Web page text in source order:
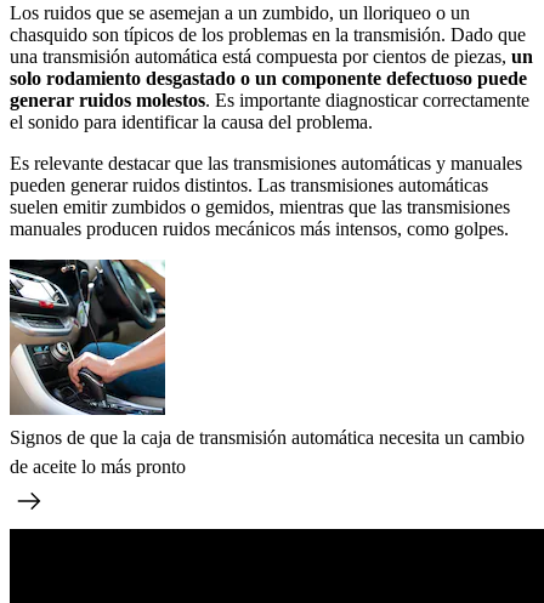
Los ruidos que se asemejan a un zumbido, un lloriqueo o un
chasquido son típicos de los problemas en la transmisión. Dado que
una transmisión automática está compuesta por cientos de piezas, un
solo rodamiento desgastado o un componente defectuoso puede
generar ruidos molestos. Es importante diagnosticar correctamente
el sonido para identificar la causa del problema.
Es relevante destacar que las transmisiones automáticas y manuales
pueden generar ruidos distintos. Las transmisiones automáticas
suelen emitir zumbidos o gemidos, mientras que las transmisiones
manuales producen ruidos mecánicos más intensos, como golpes.
Signos de que la caja de transmisión automática necesita un cambio
de aceite lo más pronto